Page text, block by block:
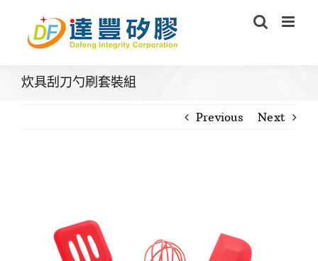
content
炊具刮刀勺刷套裝組
Previous Next